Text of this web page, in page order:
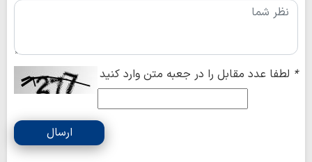
* لطفا عدد مقابل را در جعبه متن وارد کنید
ارسال